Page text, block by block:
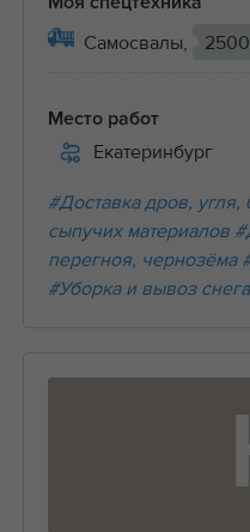
Самосвалы,
Место работ
Екатеринбург
#Доставка дров, угля,
сыпучих материалов
перегноя, чернозёма
#Уборка и вывоз снега